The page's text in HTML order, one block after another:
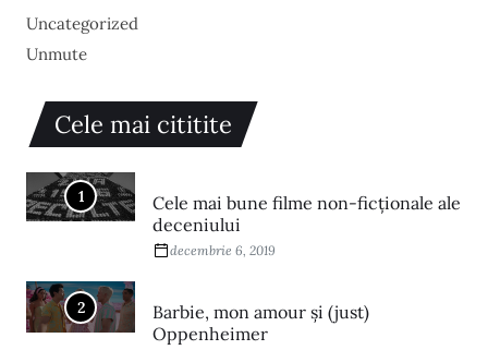
Uncategorized
Unmute
Cele mai cititite
1
Cele mai bune filme non-ficționale ale
deceniului
decembrie 6, 2019
2
Barbie, mon amour și (just)
Oppenheimer